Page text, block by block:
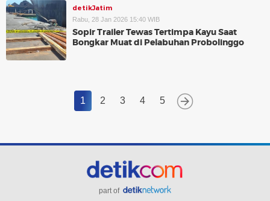
detikJatim
Rabu, 28 Jan 2026 15:40 WIB
Sopir Trailer Tewas Tertimpa Kayu Saat
Bongkar Muat di Pelabuhan Probolinggo
1 2 3 4 5
part of